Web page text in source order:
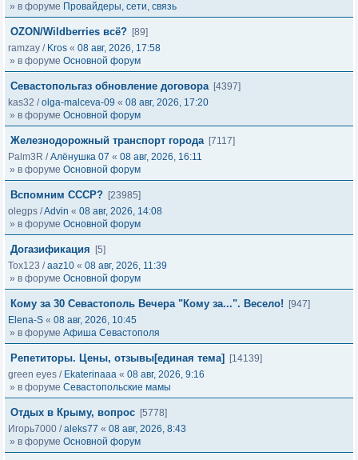
» в форуме Провайдеры, сети, связь
OZON/Wildberries всё? [89]
ramzay / Kros « 08 авг, 2026, 17:58
» в форуме Основной форум
Севастопольгаз обновление договора [4397]
kas32 /olga-malceva-09 « 08 авг, 2026, 17:20
» в форуме Основной форум
Железнодорожный транспорт города [7117]
Palm3R /Алёнушка 07 « 08 авг, 2026, 16:11
» в форуме Основной форум
Вспомним СССР? [23985]
olegps /Advin « 08 авг, 2026, 14:08
» в форуме Основной форум
Догазификация
[5]
Tox123 /aaz10 « 08 авг, 2026, 11:39
» в форуме Основной форум
Кому за 30 Севастополь Вечера "Кому за...". Весело!
[947]
Elena-S « 08 авг, 2026, 10:45
» в форуме Афиша Севастополя
Репетиторы. Цены, отзывы[единая тема]
[14139]
green eyes / Ekaterinaaa « 08 авг, 2026, 9:16
» в форуме Севастопольские мамы
Отдых в Крыму, вопрос [5778]
Игорь7000 /aleks77 « 08 авг, 2026, 8:43
» в форуме Основной форум